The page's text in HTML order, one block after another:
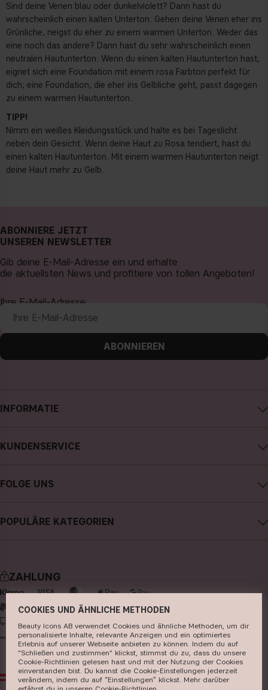
Sind deine Venen blau oder dunkelviolett? Dann hast du
wahrscheinlich einen kalten Unterton. Gehen deine Venen eher ins
Grünliche, neigst du eher zu einem warmen Unterton. Weder das
eine noch das andere? Dann hast du sehr wahrscheinlich einen
neutralen Hautunterton. Wenn du einen kalten Hautunterton hast,
eignet sich eine Foundation mit einem rosa Farbton perfekt für
dich; eine Foundation, die eher ins Gelbliche geht, passt dagegen
zu einem warmen Hautunterton.
TIPP!
Nimm ein weißes Kleidungsstück und halte es bei Tageslicht
neben dein Gesicht. Wenn deine Haut zu Rosa tendiert, hast du
einen kalten Hautunterton. Mit einem warmen Hautunterton neigt
deine Haut mehr zu Gelb.
INFORMATIE
Datenschutzerklärung
Store
KUNDENSERVICE
FOLGE UNS
Pinterest
POPULÄRE KATEGORIEN
make-up
hautpflege
haarpflege
parfüm
pinsel & zubehör
ABONNIERE JETZT
UNSEREN NEWSLETTER
Gib deine E-Mail-Adresse ein und erhalte
die aktuellsten News und profitiere von tollen Angeboten!
Ihre E-Mail-Adresse
ABONNIEREN
ZAHLUNG
LIEFERUNG
AT EUR
COOKIES UND ÄHNLICHE METHODEN
Beauty Icons AB verwendet Cookies und ähnliche Methoden, um dir
personalisierte Inhalte, relevante Anzeigen und ein optimiertes
Erlebnis auf unserer Webseite anbieten zu können. Indem du auf
"Schließen und zustimmen" klickst, stimmst du zu, dass du unsere
Cookie-Richtlinien gelesen hast und mit der Nutzung der Cookies
einverstanden bist. Du kannst die Cookie-Einstellungen jederzeit
verändern, indem du auf “Einstellungen” klickst. Mehr darüber